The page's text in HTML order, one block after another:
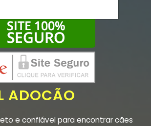
ADOCÃO
e confiável para encontrar cães